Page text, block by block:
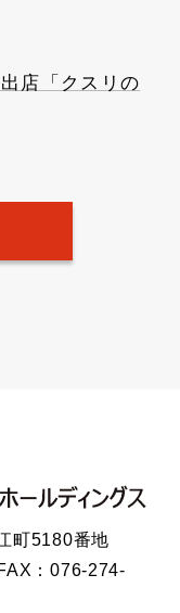
店「クスリの
町5180番地
：076-274-